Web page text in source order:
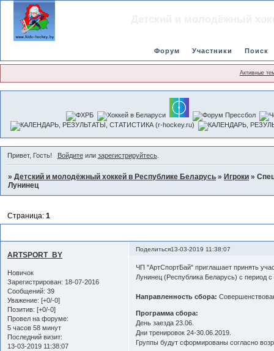
Форум Участники Поиск
Активные
Привет, Гость! Войдитеили зарегистрируйтесь.
»Детский и молодёжный хоккей в Республике Беларусь »Игроки »
Лунинец
Страница:1
Поделиться13-03-2019 11:38:07
ARTSPORT_BY
Новичок
Зарегистрирован: 18-07-2016
Сообщений: 39
Уважение: [+0/-0]
Позитив: [+0/-0]
Провел на форуме:
5 часов 58 минут
Последний визит:
13-03-2019 11:38:07
ЧП "АртСпортБай" приглашает принять
Лунинец (Республика Беларусь) с период
Направленность сбора:
Программа сбора:
День заезда 23.06.
Дни тренировок 24-30.06.2019.
Группы будут сформированы согласно